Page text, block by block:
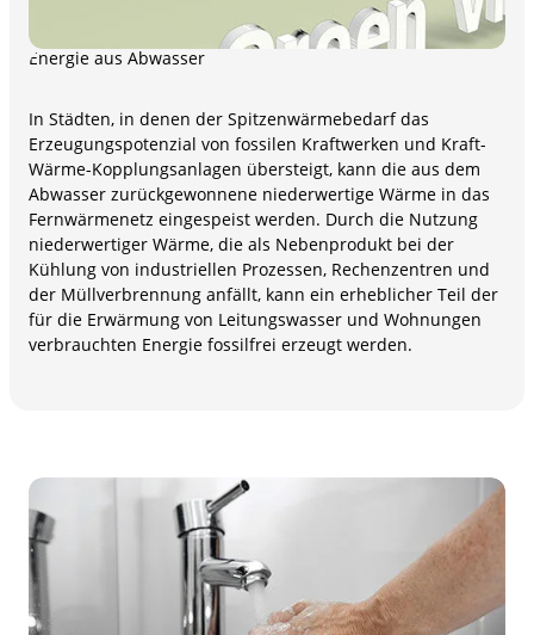
Energie aus Abwasser
In Städten, in denen der Spitzenwärmebedarf das
Erzeugungspotenzial von fossilen Kraftwerken und Kraft-
Wärme-Kopplungsanlagen übersteigt, kann die aus dem
Abwasser zurückgewonnene niederwertige Wärme in das
Fernwärmenetz eingespeist werden. Durch die Nutzung
niederwertiger Wärme, die als Nebenprodukt bei der
Kühlung von industriellen Prozessen, Rechenzentren und
der Müllverbrennung anfällt, kann ein erheblicher Teil der
für die Erwärmung von Leitungswasser und Wohnungen
verbrauchten Energie fossilfrei erzeugt werden.